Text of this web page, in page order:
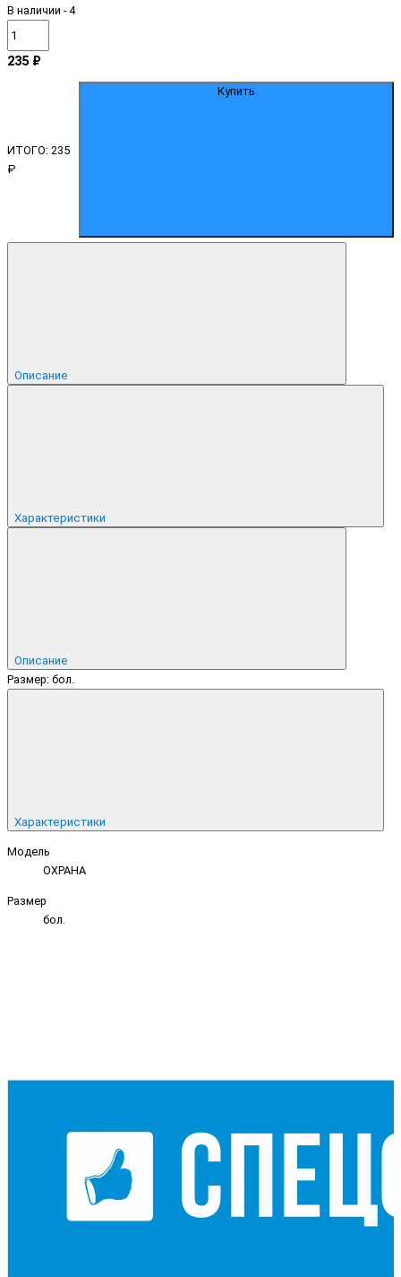
В наличии - 4
235 ₽
ИТОГО: 235
₽
Купить
Описание
Характеристики
Описание
Размер: бол.
Характеристики
Модель
ОХРАНА
Размер
бол.